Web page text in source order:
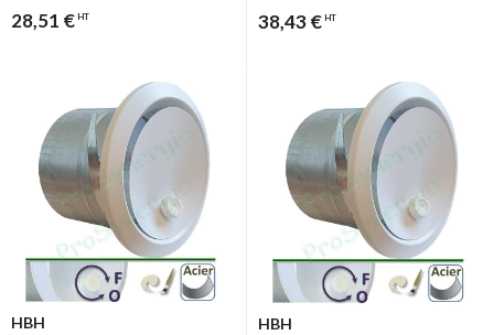
28,51 € HT 38,43 € HT
HBH
HBH